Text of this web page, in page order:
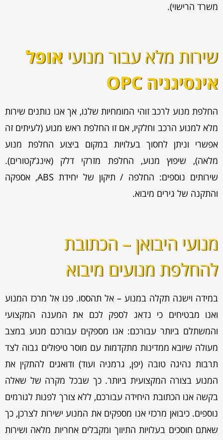
משרד הרישוי).
שירות מלא עבור מנועי אופל
אינסיגניה OPC
החלפת מנוע לרכב זוהי המומחיות שלנו, אך אנו נותנים שירות
מלא למנוע הרכב וחלקיו, אם זו החלפת ראש מנוע (לעיתים זה
אפשרי וניתן לחסוך בעלויות במקום ביצוע החלפת מנוע
מלאה), שיפוץ מנוע, החלפת מזרקי דלק (אינג’קטורים).
שירותים נוספים: החלפה / תיקון של יחידת ABS, אספקה
והתקנה של גירים מיבוא.
מנועי היבואן – הכתובת
להחלפת מנועים מיבוא
במידה וישנה תקלה במנוע – אל תהססו. פנו אל מרכז המנוע
ואנו מבטיחים כי נדאג לספק לכם את המענה המקצועי
והמשתלם ביותר עבורכם: אנו מספקים עבורכם מנוע במצב
מעולה שיובא ממדינות מתקדמות עם מוסר טיפולים גבוה לצד
תרבות נהיגה טובה (יפן, גרמניה ועוד) ודואגים להתקין את
המנוע בצורה המקצועית ביותר. כך שבכל מקרה של שאלה
בקשה אנו הכתובת היחידה עבורכם, ללא צורך לפנות לגורמים
נוספים. כיבואן מרכזי אנו מספקים את המנוע ישירות לצרכן, כך
שאתם חוסכים בעלויות התיווך ומקבלים אחריות מלאה ושירות